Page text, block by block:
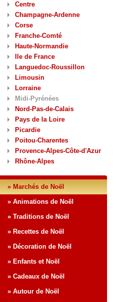
Centre
Champagne-Ardenne
Corse
Franche-Comté
Haute-Normandie
Ile de France
Languedoc-Roussillon
Limousin
Lorraine
Midi-Pyrénées
Nord-Pas-de-Calais
Pays de la Loire
Picardie
Poitou-Charentes
Provence-Alpes-Côte-d'Azur
Rhône-Alpes
» Marchés de Noël
» Animations de Noël
» Traditions de Noël
» Recettes de Noël
» Décoration de Noël
» Enfants et Noël
» Cadeaux de Noël
» Autour de Noël